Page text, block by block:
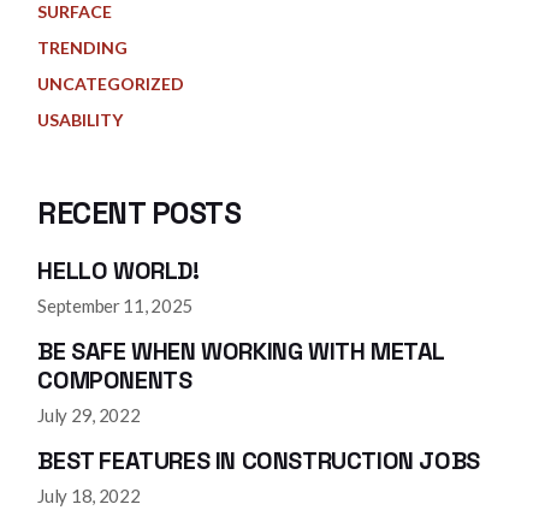
SURFACE
TRENDING
UNCATEGORIZED
USABILITY
RECENT POSTS
HELLO WORLD!
September 11, 2025
BE SAFE WHEN WORKING WITH METAL
COMPONENTS
July 29, 2022
BEST FEATURES IN CONSTRUCTION JOBS
July 18, 2022